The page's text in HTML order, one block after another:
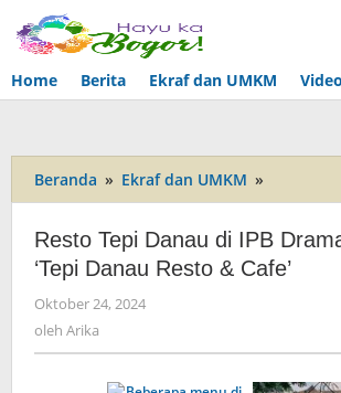
Lewati
ke
konten
Home
Berita Ekraf dan UMKM Video
Beranda » Ekraf dan UMKM »
Tepi
di
IPB
Danau
Resto Tepi Danau di IPB
‘Tepi Danau Resto & Cafe’
Oktober 24, 2024
oleh Arika